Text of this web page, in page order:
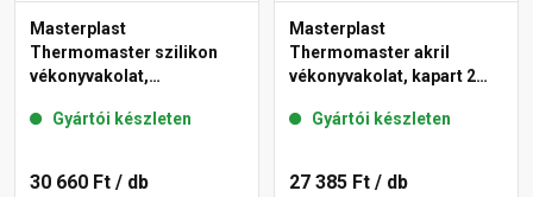
Masterplast
Thermomaster szilikon
vékonyvakolat,
14-D 25 kg
Gyártói készleten
30 660 Ft / db
Masterplast
Thermomaster akril
vékonyvakolat, kapart 2
Gyártói készleten
27 385 Ft / db